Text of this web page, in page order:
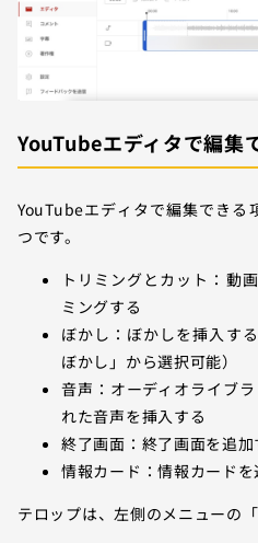
YouTubeエディタで編集
YouTubeエディタで編集できる
つです。
トリミングとカット：動
ミングする
ぼかし：ぼかしを挿入す
ぼかし」から選択可能）
音声：オーディオライブ
れた音声を挿入する
終了画面：終了画面を追加
情報カード：情報カードを
テロップは、左側のメニューの